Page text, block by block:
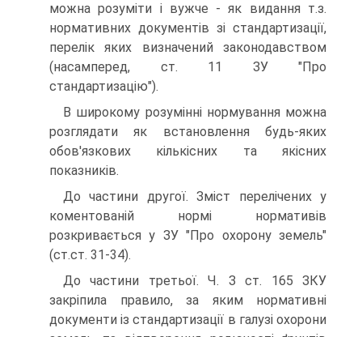
можна розуміти і вужче - як видання т.з.
нормативних документів зі стандартизації,
перелік яких визначений законодавством
(насамперед, ст. 11 ЗУ "Про
стандартизацію").
В широкому розумінні нормування можна
розглядати як встановлення будь-яких
обов'язкових кількісних та якісних
показників.
До частини другої. Зміст перелічених у
коментованій нормі нормативів
розкривається у ЗУ "Про охорону земель"
(ст.ст. 31-34).
До частини третьої. Ч. З ст. 165 ЗКУ
закріпила правило, за яким нормативні
документи із стандартизації в галузі охорони